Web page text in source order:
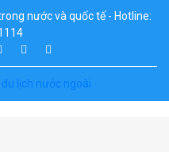
nước và quốc tế - Hotline: